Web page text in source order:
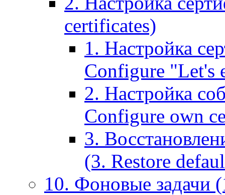
certificates)
1. Настройка
Configure "Let's
2. Настройка
Configure own
3.
(3. Restore
10. Фоновые задачи